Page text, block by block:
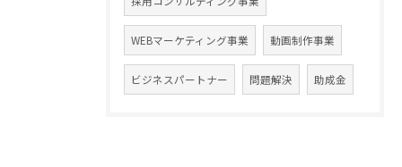
WEBマーケティング事業 動画制作事業
ビジネスパートナー 問題解決 助成金